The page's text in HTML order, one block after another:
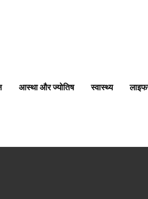
आस्था और ज्योतिष स्वास्थ्य